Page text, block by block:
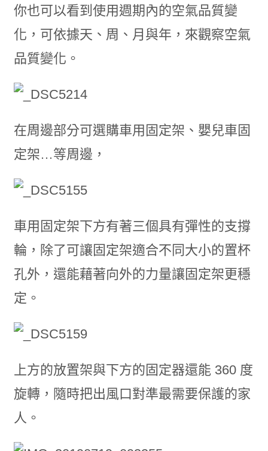
你也可以看到使用週期內的空氣品質變
化，可依據天、周、月與年，來觀察空氣
品質變化。
在周邊部分可選購車用固定架、嬰兒車固
定架…等周邊，
車用固定架下方有著三個具有彈性的支撐
輪，除了可讓固定架適合不同大小的置杯
孔外，還能藉著向外的力量讓固定架更穩
定。
上方的放置架與下方的固定器還能 360 度
旋轉，隨時把出風口對準最需要保護的家
人。